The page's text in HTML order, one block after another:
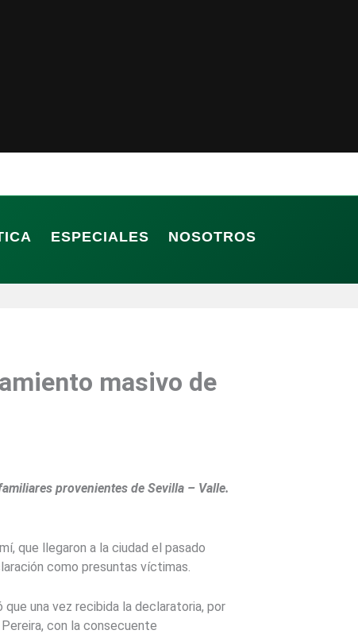
ESPECIALES
NOSOTROS
masivo de
provenientes de Sevilla – Valle.
que llegaron a la ciudad el pasado
como presuntas víctimas.
una vez recibida la declaratoria, por
con la consecuente